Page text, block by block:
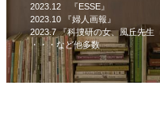
2023.12 『ESSE』
2023.10 『婦人画報』
2023.7 『科捜研の女、風丘先生
・・・など他多数